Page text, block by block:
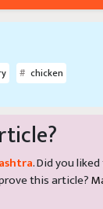
chicken
. Did you
this article?